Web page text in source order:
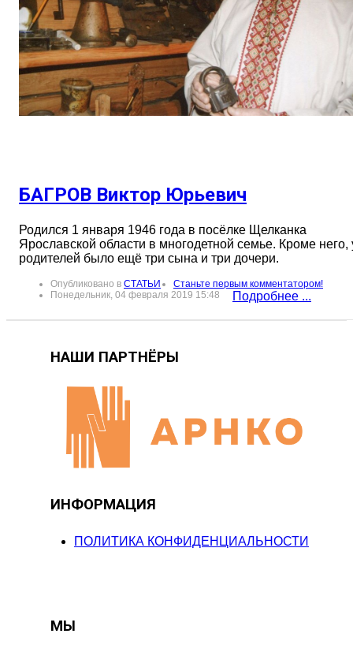
БАГРОВ Виктор Юрьевич
Родился 1 января 1946 года в посёлке Щелканка
Ярославской области в многодетной семье. Кроме него,
родителей было ещё три сына и три дочери.
Опубликовано в СТАТЬИ
Станьте первым комментатором!
Понедельник, 04 февраля 2019 15:48
Подробнее ...
НАШИ ПАРТНЁРЫ
ИНФОРМАЦИЯ
ПОЛИТИКА КОНФИДЕНЦИАЛЬНОСТИ
МЫ